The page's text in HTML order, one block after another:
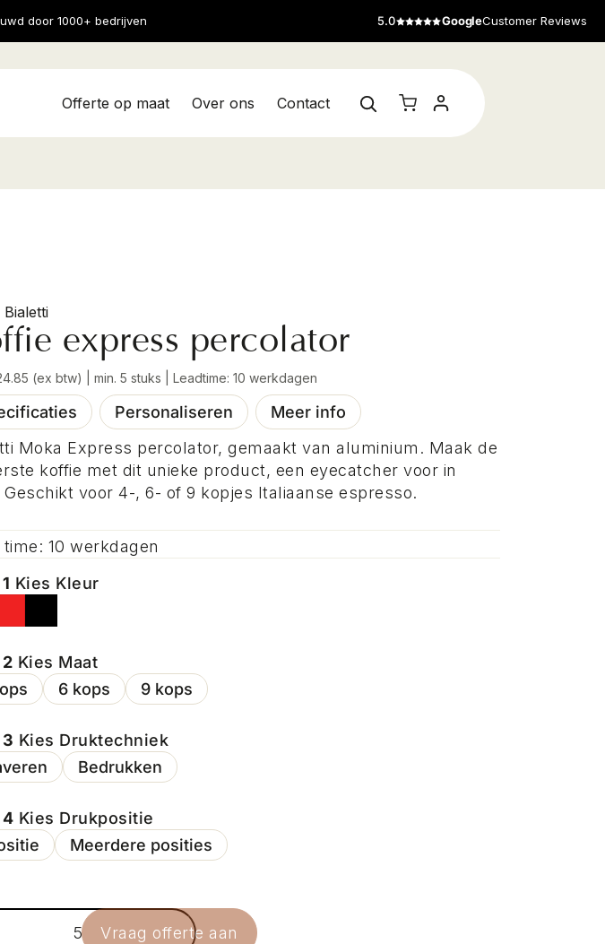
door 1000+ bedrijven 5.0 GoogleCustomer Reviews
Offerte op maat Over ons Contact
Bialetti
express percolator
(ex btw) | min. 5 stuks | Leadtime: 10 werkdagen
Personaliseren
Meer info
Moka Express percolator, gemaakt van aluminium. Maak de
koffie met dit unieke product, een eyecatcher voor in
Geschikt voor 4-, 6- of 9 kopjes Italiaanse espresso.
time: 10 werkdagen
Kies Kleur
Kies Maat
6 kops 9 kops
Kies Druktechniek
Bedrukken
4 Kies Drukpositie
Meerdere posities
Vraag offerte aan